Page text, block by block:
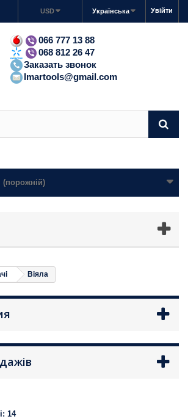
Увійти
Українська
USD
066 777 13 88
068 812 26 47
Заказать звонок
lmartools@gmail.com
(порожній)
Віяла
14